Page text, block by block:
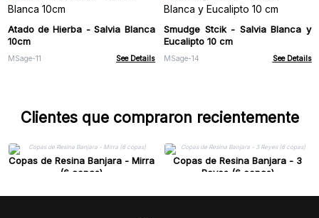
Atado de Hierba - Salvia Blanca
10cm
MSage-11 See Details
Smudge Stcik - Salvia Blanca y
Eucalipto 10 cm
MSage-14 See Details
Clientes que compraron recientemente
Copas de Resina Banjara - Mirra
(6 copas)
Copas de Resina Banjara - 3
Reyes (6 copas)